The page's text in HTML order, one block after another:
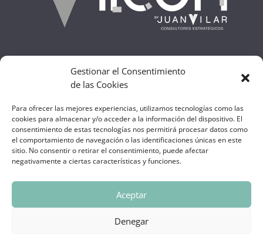
Gestionar el Consentimiento
de las Cookies
Para ofrecer las mejores experiencias, utilizamos tecnologías como las
cookies para almacenar y/o acceder a la información del dispositivo. El
consentimiento de estas tecnologías nos permitirá procesar datos como
el comportamiento de navegación o las identificaciones únicas en este
sitio. No consentir o retirar el consentimiento, puede afectar
negativamente a ciertas características y funciones.
Aceptar
Denegar
Consultores Estratégicos
Avd. del Ejército Español 3, entreplanta, puerta 1
+ 34 629 22 19 83 | juanvilar@juanvilar.com
AVISOS LEGALES
POLÍTICA DE PRIVACIDAD
POLÍTICA DE COOKIES